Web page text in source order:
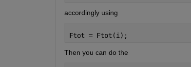
accordingly using
Ftot = Ftot(i);
Then you can do the